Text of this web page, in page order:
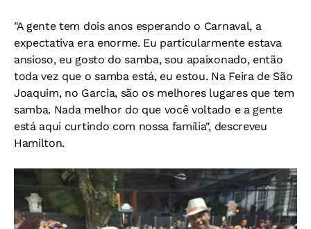
"A gente tem dois anos esperando o Carnaval, a
expectativa era enorme. Eu particularmente estava
ansioso, eu gosto do samba, sou apaixonado, então
toda vez que o samba está, eu estou. Na Feira de São
Joaquim, no Garcia, são os melhores lugares que tem
samba. Nada melhor do que você voltado e a gente
está aqui curtindo com nossa família", descreveu
Hamilton.